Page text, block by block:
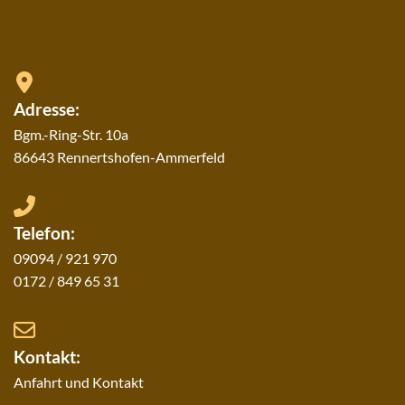
Adresse:
Bgm.-Ring-Str. 10a
86643 Rennertshofen-Ammerfeld
Telefon:
09094 / 921 970
0172 / 849 65 31
Kontakt:
Anfahrt und Kontakt